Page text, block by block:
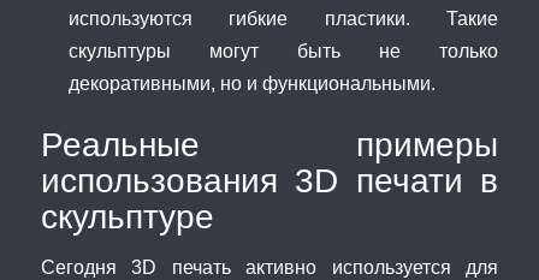
используются гибкие пластики. Такие
скульптуры могут быть не только
декоративными, но и функциональными.
Реальные примеры
использования 3D печати в
скульптуре
Сегодня 3D печать активно используется для